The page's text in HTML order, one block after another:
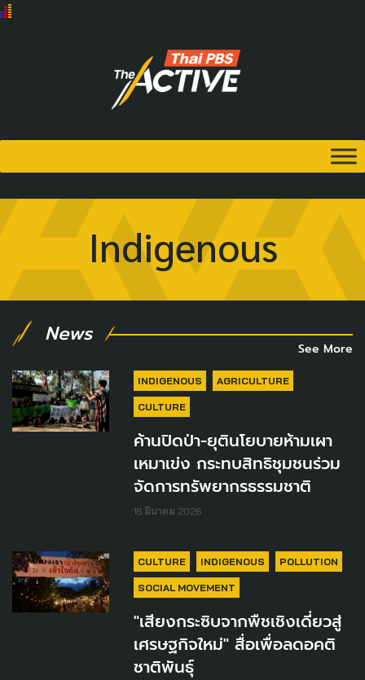
Indigenous
News
See More
INDIGENOUS AGRICULTURE
CULTURE
ค้านปิดป่า-ยุตินโยบายห้ามเผา
เหมาเข่ง กระทบสิทธิชุมชนร่วม
จัดการทรัพยากรธรรมชาติ
18 มีนาคม 2026
CULTURE INDIGENOUS POLLUTION
SOCIAL MOVEMENT
"เสียงกระซิบจากพืชเชิงเดี่ยวสู่
เศรษฐกิจใหม่" สื่อเพื่อลดอคติ
ชาติพันธุ์